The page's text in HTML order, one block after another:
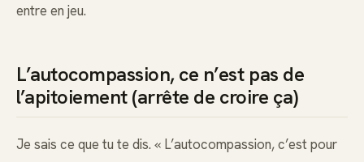
entre en jeu.
L’autocompassion, ce n’est pas de
l’apitoiement (arrête de croire ça)
Je sais ce que tu te dis. « L’autocompassion, c’est pour